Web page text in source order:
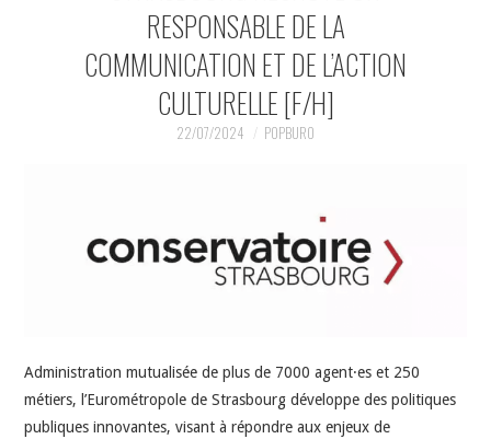
RESPONSABLE DE LA
COMMUNICATION ET DE L’ACTION
CULTURELLE [F/H]
22/07/2024 POPBURO
Administration mutualisée de plus de 7000 agent·es et 250
métiers, l’Eurométropole de Strasbourg développe des politiques
publiques innovantes, visant à répondre aux enjeux de